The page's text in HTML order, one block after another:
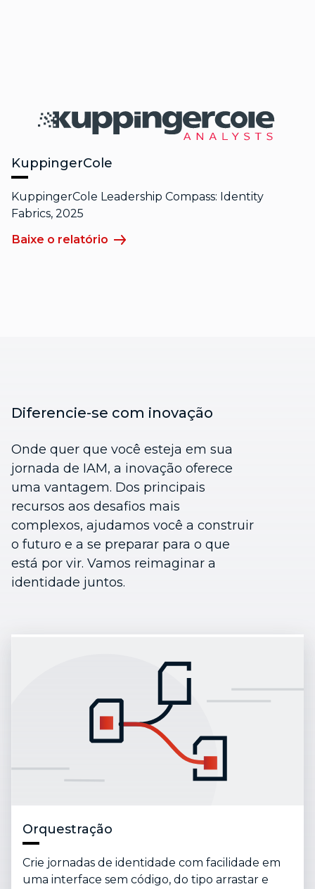
KuppingerCole
KuppingerCole Leadership Compass: Identity
Fabrics, 2025
Baixe o relatório
Diferencie-se com inovação
Onde quer que você esteja em sua
jornada de IAM, a inovação oferece
uma vantagem. Dos principais
recursos aos desafios mais
complexos, ajudamos você a construir
o futuro e a se preparar para o que
está por vir. Vamos reimaginar a
identidade juntos.
Orquestração
Crie jornadas de identidade com facilidade em
uma interface sem código, do tipo arrastar e